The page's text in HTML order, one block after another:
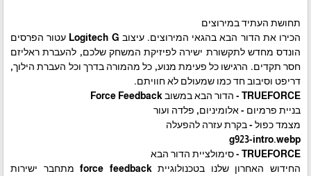
תחושת העתיד במירוצים
הכירו את הדור הבא בהגאי המירוצים. עיצוב Logitech G עטור הפרסים
הונדס מחדש לתקשורת ישירה לפיזיקת המשחק שלכם, להעברת ראליזם
חסר תקדים. הרגישו כל פעימת מנוע, כל מהמורה בדרך וכל העברת הילוך,
דריפט וסיבוב חד כמו שמעולם לא חוויתם.
TRUEFORCE - הדור הבא במשוב Force Feedback
בניית פרמיום - אלומיניום, פלדה ועור
מצמד כפול - בקרת עזרה להפעלה
g923-intro.webp
TRUEFORCE - סימולציית הדור הבא
החידוש האחרון שלנו בטכנולוגיית force feedback מתחבר ישירות